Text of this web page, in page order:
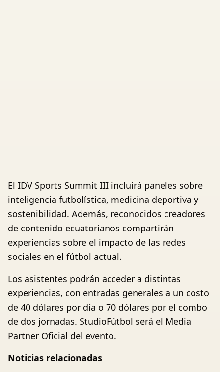
El IDV Sports Summit III incluirá paneles sobre
inteligencia futbolística, medicina deportiva y
sostenibilidad. Además, reconocidos creadores
de contenido ecuatorianos compartirán
experiencias sobre el impacto de las redes
sociales en el fútbol actual.
Los asistentes podrán acceder a distintas
experiencias, con entradas generales a un costo
de 40 dólares por día o 70 dólares por el combo
de dos jornadas. StudioFútbol será el Media
Partner Oficial del evento.
Noticias relacionadas